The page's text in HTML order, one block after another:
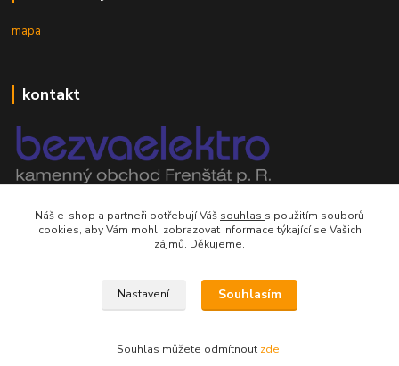
mapa
kontakt
mobil 605 268 512
Po-Pá, 8-16 hod.
Náš e-shop a partneři potřebují Váš souhlas s použitím souborů
cookies, aby Vám mohli zobrazovat informace týkající se Vašich
zájmů. Děkujeme.
Nastavení Souhlasím
Souhlas můžete odmítnout zde.